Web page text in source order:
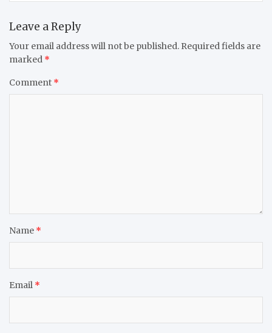
Leave a Reply
Your email address will not be published. Required fields are
marked *
Comment *
Name *
Email *